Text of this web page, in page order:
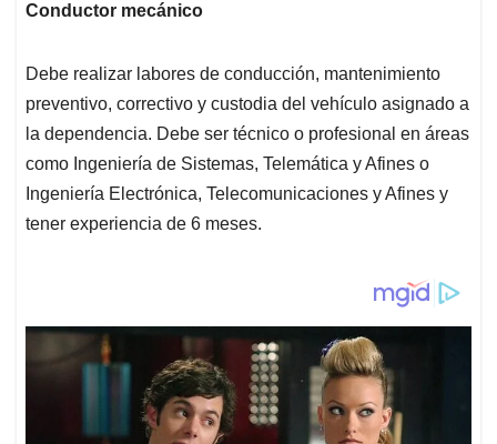
Conductor mecánico
Debe realizar labores de conducción, mantenimiento
preventivo, correctivo y custodia del vehículo asignado a
la dependencia. Debe ser técnico o profesional en áreas
como Ingeniería de Sistemas, Telemática y Afines o
Ingeniería Electrónica, Telecomunicaciones y Afines y
tener experiencia de 6 meses.